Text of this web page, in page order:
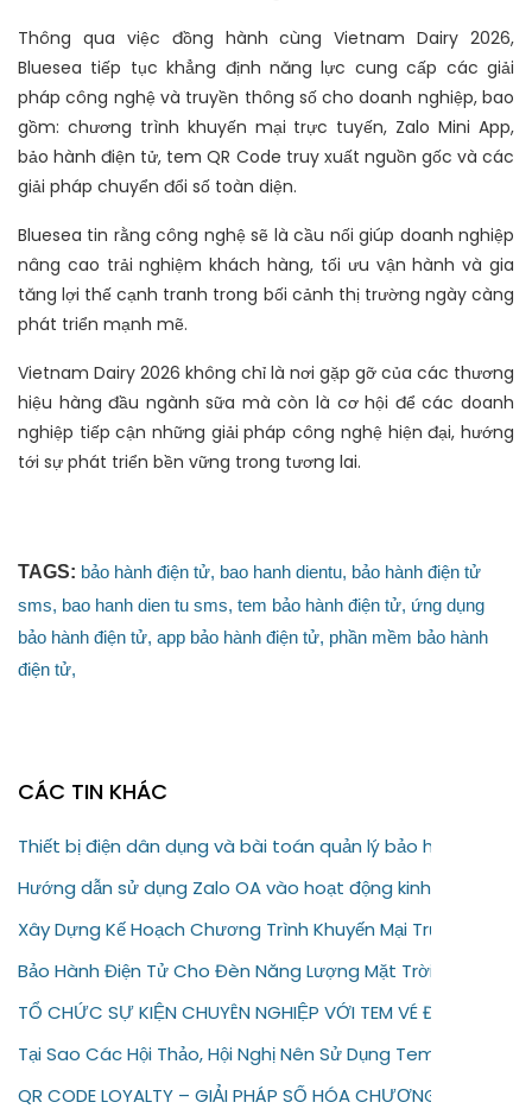
Thông qua việc đồng hành cùng Vietnam Dairy 2026,
Bluesea tiếp tục khẳng định năng lực cung cấp các giải
pháp công nghệ và truyền thông số cho doanh nghiệp, bao
gồm: chương trình khuyến mại trực tuyến, Zalo Mini App,
bảo hành điện tử, tem QR Code truy xuất nguồn gốc và các
giải pháp chuyển đổi số toàn diện.
Bluesea tin rằng công nghệ sẽ là cầu nối giúp doanh nghiệp
nâng cao trải nghiệm khách hàng, tối ưu vận hành và gia
tăng lợi thế cạnh tranh trong bối cảnh thị trường ngày càng
phát triển mạnh mẽ.
Vietnam Dairy 2026 không chỉ là nơi gặp gỡ của các thương
hiệu hàng đầu ngành sữa mà còn là cơ hội để các doanh
nghiệp tiếp cận những giải pháp công nghệ hiện đại, hướng
tới sự phát triển bền vững trong tương lai.
TAGS: bảo hành điện tử, bao hanh dientu, bảo hành điện tử
sms, bao hanh dien tu sms, tem bảo hành điện tử, ứng dụng
bảo hành điện tử, app bảo hành điện tử, phần mềm bảo hành
điện tử,
CÁC TIN KHÁC
Thiết bị điện dân dụng và bài toán quản lý bảo hành
Hướng dẫn sử dụng Zalo OA vào hoạt động kinh doanh
Xây Dựng Kế Hoạch Chương Trình Khuyến Mại Trực Tuyến
Bảo Hành Điện Tử Cho Đèn Năng Lượng Mặt Trời – Giải
TỔ CHỨC SỰ KIỆN CHUYÊN NGHIỆP VỚI TEM VÉ ĐIỆN TỬ
Tại Sao Các Hội Thảo, Hội Nghị Nên Sử Dụng Tem Vé Điện
QR CODE LOYALTY – GIẢI PHÁP SỐ HÓA CHƯƠNG TRÌNH